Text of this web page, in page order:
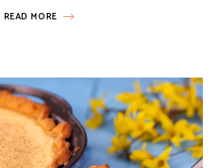
READ MORE